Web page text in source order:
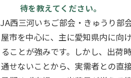
待を教えてください。
JA西三河いちご部会・きゅうり部
屋市を中心に、主に愛知県内に向
ることが強みです。しかし、出荷
通せないことから、実需者との直